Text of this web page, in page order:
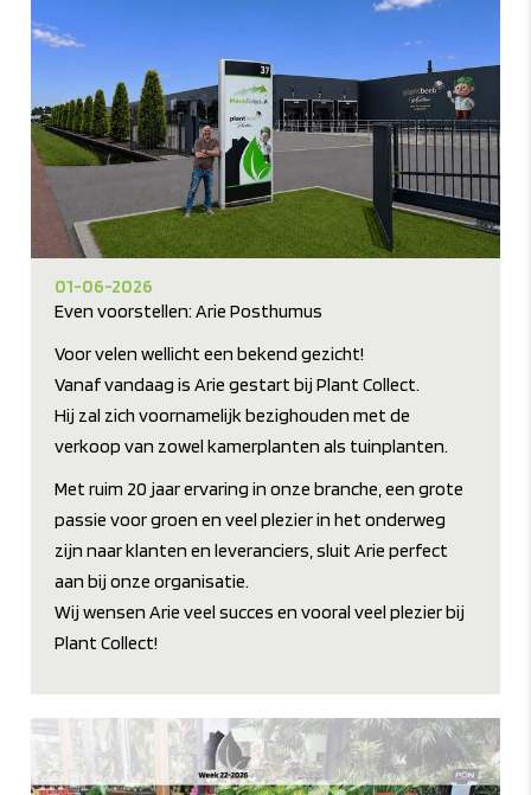
01-06-2026
Even voorstellen: Arie Posthumus
Voor velen wellicht een bekend gezicht!
Vanaf vandaag is Arie gestart bij Plant Collect.
Hij zal zich voornamelijk bezighouden met de
verkoop van zowel kamerplanten als tuinplanten.
Met ruim 20 jaar ervaring in onze branche, een grote
passie voor groen en veel plezier in het onderweg
zijn naar klanten en leveranciers, sluit Arie perfect
aan bij onze organisatie.
Wij wensen Arie veel succes en vooral veel plezier bij
Plant Collect!